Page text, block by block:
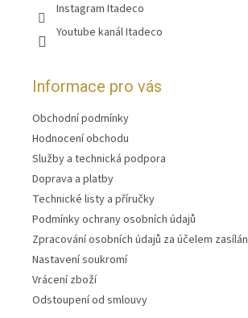
Instagram Itadeco
Youtube kanál Itadeco
Informace pro vás
Obchodní podmínky
Hodnocení obchodu
Služby a technická podpora
Doprava a platby
Technické listy a příručky
Podmínky ochrany osobních údajů
Zpracování osobních údajů za účelem
Nastavení soukromí
Vrácení zboží
Odstoupení od smlouvy